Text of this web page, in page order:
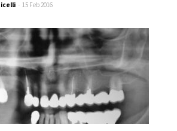
- 15 Feb 2016